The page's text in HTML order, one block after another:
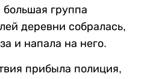
группа
деревни собралась,
и напала на него.
прибыла полиция,